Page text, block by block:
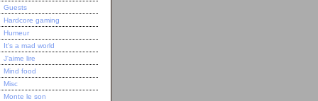
Guests
Hardcore gaming
Humeur
It's a mad world
J'aime lire
Mind food
Misc
Monte le son